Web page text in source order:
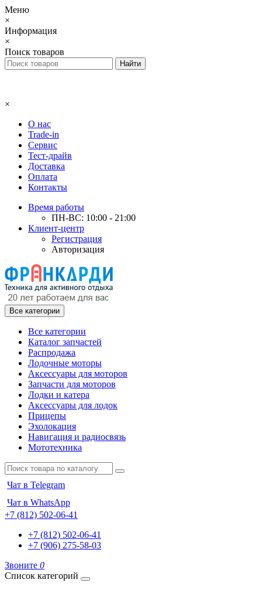
Меню
×
Информация
×
Поиск товаров
×
О нас
Trade-in
Сервис
Тест-драйв
Доставка
Оплата
Контакты
Время работы
ПН-ВС: 10:00 - 21:00
Клиент-центр
Регистрация
Авторизация
Все категории
Все категории
Каталог запчастей
Распродажа
Лодочные моторы
Аксессуары для моторов
Запчасти для моторов
Лодки и катера
Аксессуары для лодок
Прицепы
Эхолокация
Навигация и радиосвязь
Мототехника
Чат в Telegram
Чат в WhatsApp
+7 (812) 502-06-41
+7 (812) 502-06-41
+7 (906) 275-58-03
Звоните 0
Список категорий